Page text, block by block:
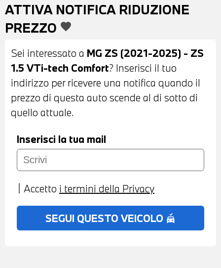
INTERNI IN STOFFA ANTRACITE -
VOLANTE IN PELLE CON COMANDI
CAMBIO MANUALE - BLUETOOTH - USB -
CLIMATIZZATORE MANUALE -
BRACCIOLO CENTRALE ANTERIORE -
POSSIBILITA' DI PROVA - POSSIBILITA' DI
PERMUTA - POSSIBILITA' DI
FINANZIAMENTO ANCHE PER L'INTERO
IMPORTO
ATTIVA NOTIFICA RIDUZIONE
PREZZO favorite
Sei interessato a MG ZS (2021-2025) - ZS
1.5 VTi-tech Comfort? Inserisci il tuo
indirizzo per ricevere una notifica quando il
prezzo di questa auto scende al di sotto di
quello attuale.
Inserisci la tua mail
Accetto i termini della Privacy
SEGUI QUESTO VEICOLO no_crash